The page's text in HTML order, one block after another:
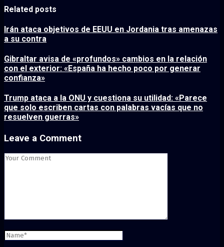
Related posts
Irán ataca objetivos de EEUU en Jordania tras amenazas
a su contra
Gibraltar avisa de «profundos» cambios en la relación
con el exterior: «España ha hecho poco por generar
confianza»
Trump ataca a la ONU y cuestiona su utilidad: «Parece
que solo escriben cartas con palabras vacías que no
resuelven guerras»
Leave a Comment